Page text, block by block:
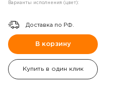
Варианты исполнения (цвет):
Доставка по РФ.
В корзину
Купить в один клик